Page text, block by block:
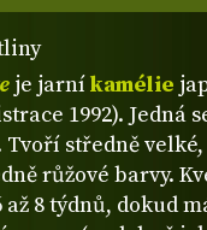
je jarníkamélie
1992). Jedná
Tvoří středně
růžové barvy.
až 8 týdnů, dokud